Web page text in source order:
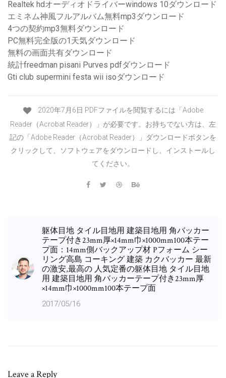
Realtek hdオーディオドライバーwindows 10ダウンロード
エミネム神風フルアルバム無料mp3ダウンロード
4つの契約mp3無料ダウンロード
PC無料完全版の1天気ダウンロード
無料の画面共有ダウンロード
統計freedman pisani Purves pdfダウンロード
Gti club supermini festa wii isoダウンロード
2020年7月6日 PDFファイルを閲覧するには「Adobe
Reader（Acrobat Reader）」が必要です。お持ちでない方は、左
記の「Adobe Reader（Acrobat Reader）」ダウンロードボタンを
クリックして、ソフトウェアをダウンロードし、インストールし
てください。
躯体目地 タイル目地用 建築目地用 角バッカー
テープ付き23mm厚×14mm巾×1000mm100本テー
プ面：14mm側バックアップ材 Pフォーム シー
リング高島 コーキング 建築 カクバッカー 最新
の激安,最高の 人気定番の躯体目地 タイル目地
用 建築目地用 角バッカーテープ付き23mm厚
×14mm巾×1000mm100本テープ面
2017/05/16
Leave a Reply